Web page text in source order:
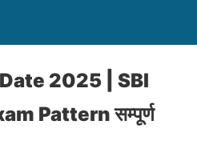
2025 | SBI
Pattern सम्पूर्ण